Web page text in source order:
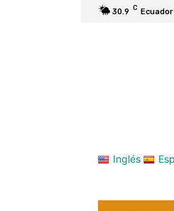
30.9 C Ecuador
Inglés